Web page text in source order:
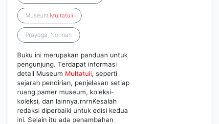
Museum Multatuli
Prayoga, Norman
Buku ini merupakan panduan untuk
pengunjung. Terdapat informasi
detail Museum Multatuli, seperti
sejarah pendirian, penjelasan setiap
ruang pamer museum, koleksi-
koleksi, dan lainnya.rnrnKesalah
redaksi diperbaiki untuk edisi kedua
ini. Selain itu ada penambahan